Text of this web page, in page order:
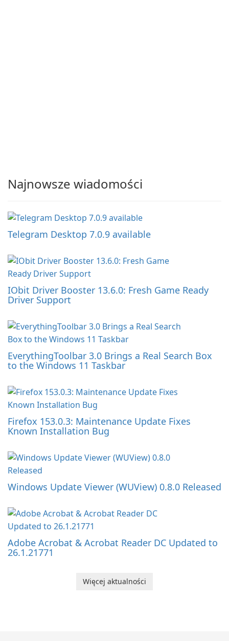
Najnowsze wiadomości
Telegram Desktop 7.0.9 available
IObit Driver Booster 13.6.0: Fresh Game Ready
Driver Support
EverythingToolbar 3.0 Brings a Real Search Box
to the Windows 11 Taskbar
Firefox 153.0.3: Maintenance Update Fixes
Known Installation Bug
Windows Update Viewer (WUView) 0.8.0 Released
Adobe Acrobat & Acrobat Reader DC Updated to
26.1.21771
Więcej aktualności